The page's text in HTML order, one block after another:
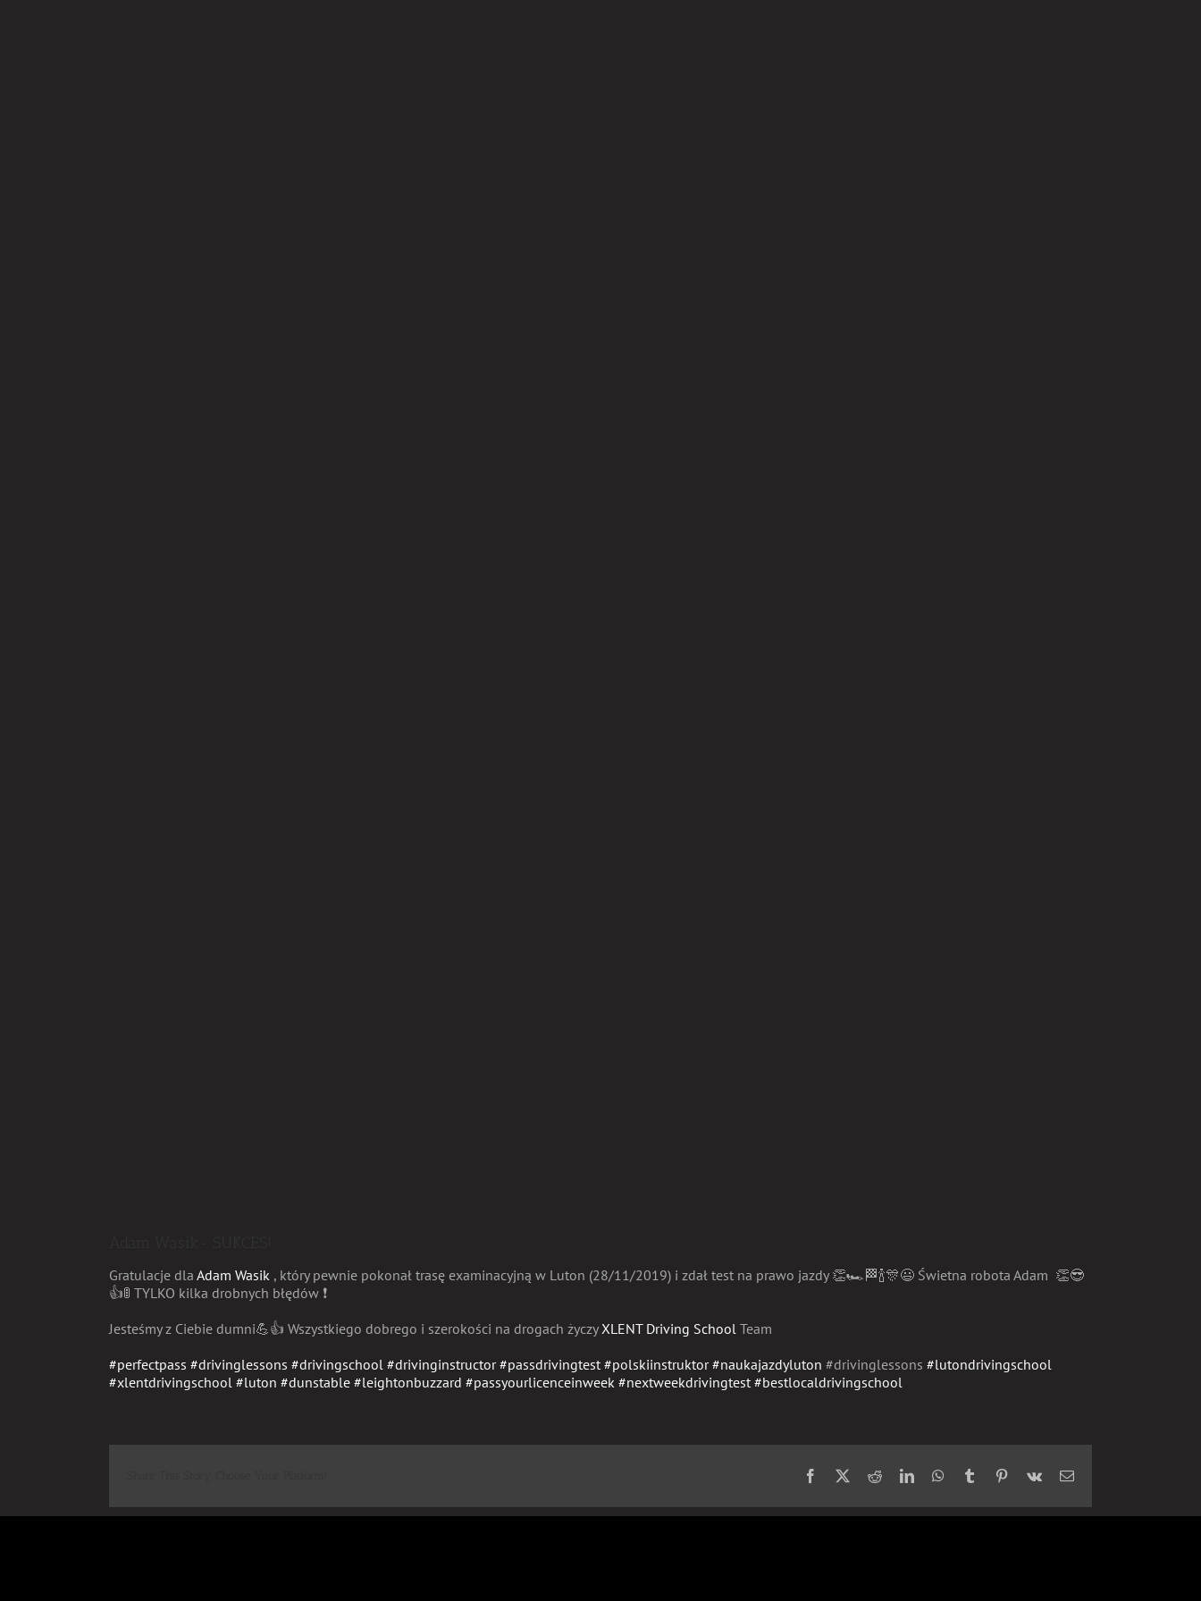
Gratulacje dla Adam Wasik , który pewnie pokonał trasę examinacyjną w Luton (28/11/2019) i zdał test na prawo jazdy 👏🏎🏁🍾🎊😃 Świetna robota Adam 👏😎
👍🚦 TYLKO kilka drobnych błędów ❗️
Jesteśmy z Ciebie dumni💪👍 Wszystkiego dobrego i szerokości na drogach życzy XLENT Driving School Team
#perfectpass #drivinglessons #drivingschool #drivinginstructor #passdrivingtest #polskiinstruktor #naukajazdyluton #drivinglessons #lutondrivingschool
#xlentdrivingschool #luton #dunstable #leightonbuzzard #passyourlicenceinweek #nextweekdrivingtest #bestlocaldrivingschool
Facebook RedditLinkedInWhatsApp
Tumblr Pinterest
Vk Email